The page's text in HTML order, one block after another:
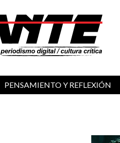
PENSAMIENTO Y REFLEXIÓN